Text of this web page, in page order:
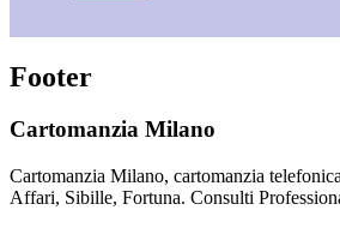
Footer
Cartomanzia Milano
Cartomanzia Milano, cartomanzia
Affari, Sibille, Fortuna. Consulti